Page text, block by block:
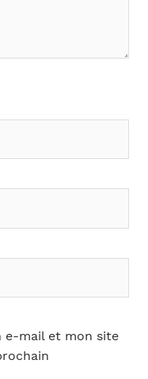
e-mail et mon site